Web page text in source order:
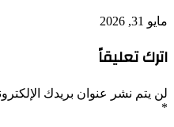
مايو 31, 2026
اترك تعليقاً
لن يتم نشر عنوان بريدك
*